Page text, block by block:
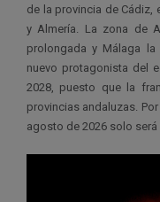
de la provincia de Cádiz,
y Almería. La zona de
prolongada y Málaga
nuevo protagonista del
2028, puesto que la
provincias andaluzas.
agosto de 2026 solo